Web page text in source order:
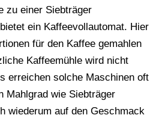
zu einer Siebträger
ein Kaffeevollautomat. Hier
für den Kaffee gemahlen
Kaffeemühle wird nicht
erreichen solche Maschinen oft
Mahlgrad wie Siebträger
wiederum auf den Geschmack